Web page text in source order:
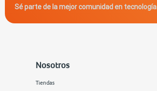
Sé parte de la mejor comunidad en tecnología
Nosotros
Tiendas